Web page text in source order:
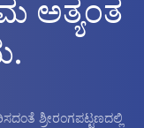
ಅತ್ಯಂತ
ಶ್ರೀರಂಗಪಟ್ಟಣದಲ್ಲಿ